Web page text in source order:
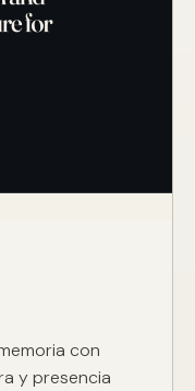
con
y presencia